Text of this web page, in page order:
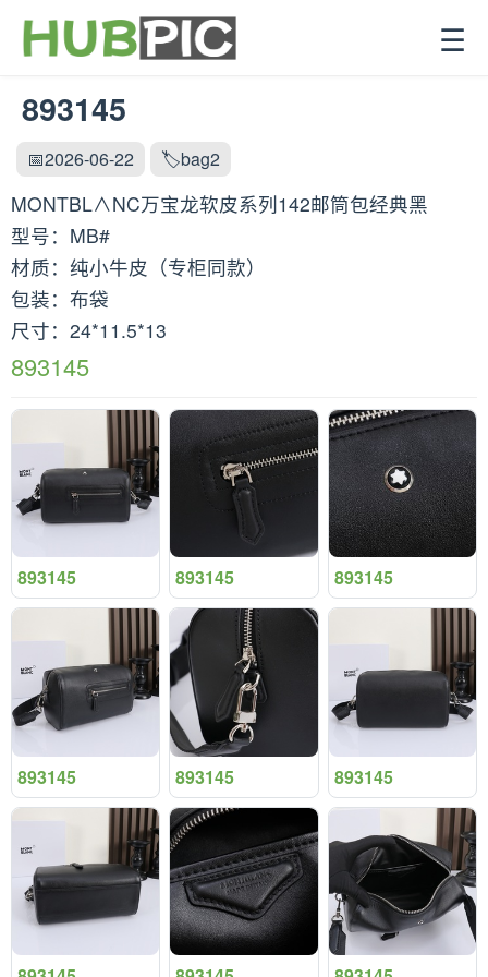
☰
893145
📅2026-06-22 🏷️bag2
MONTBL∧NC万宝龙软皮系列142邮筒包经典黑
型号：MB#
材质：纯小牛皮（专柜同款）
包装：布袋
尺寸：24*11.5*13
893145
893145 893145 893145
893145 893145 893145